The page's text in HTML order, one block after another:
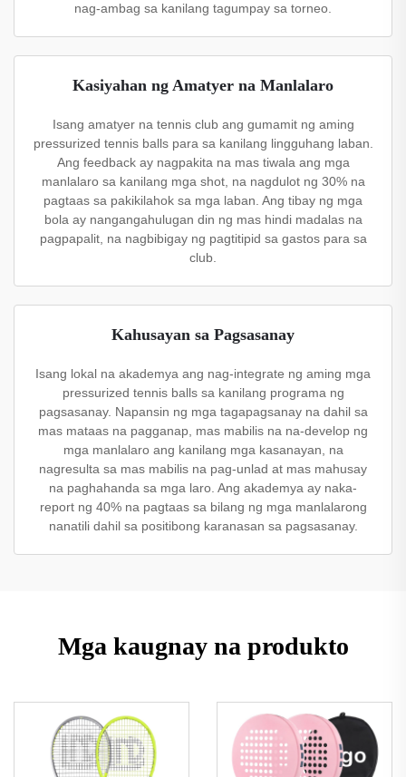
nag-ambag sa kanilang tagumpay sa torneo.
Kasiyahan ng Amatyer na Manlalaro
Isang amatyer na tennis club ang gumamit ng aming
pressurized tennis balls para sa kanilang lingguhang laban.
Ang feedback ay nagpakita na mas tiwala ang mga
manlalaro sa kanilang mga shot, na nagdulot ng 30% na
pagtaas sa pakikilahok sa mga laban. Ang tibay ng mga
bola ay nangangahulugan din ng mas hindi madalas na
pagpapalit, na nagbibigay ng pagtitipid sa gastos para sa
club.
Kahusayan sa Pagsasanay
Isang lokal na akademya ang nag-integrate ng aming mga
pressurized tennis balls sa kanilang programa ng
pagsasanay. Napansin ng mga tagapagsanay na dahil sa
mas mataas na pagganap, mas mabilis na na-develop ng
mga manlalaro ang kanilang mga kasanayan, na
nagresulta sa mas mabilis na pag-unlad at mas mahusay
na paghahanda sa mga laro. Ang akademya ay naka-
report ng 40% na pagtaas sa bilang ng mga manlalarong
nanatili dahil sa positibong karanasan sa pagsasanay.
Mga kaugnay na produkto